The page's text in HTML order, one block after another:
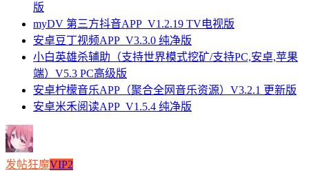
版
myDV 第三方抖音APP_V1.2.19 TV电视版
安卓豆丁视频APP_V3.3.0 纯净版
小白英雄杀辅助（支持世界模式挖矿/支持PC,安卓,苹果
端）V5.3 PC高级版
安卓柠檬音乐APP（聚合全网音乐资源）V3.2.1 更新版
安卓米禾阅读APP_V1.5.4 纯净版
发帖狂魔VIP2